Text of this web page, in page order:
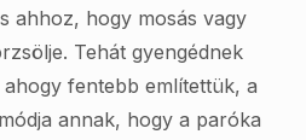
ahhoz, hogy mosás vagy
Tehát gyengédnek
fentebb említettük, a
annak, hogy a paróka